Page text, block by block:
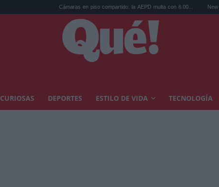
Cámaras en piso compartido: la AEPD multa con 6.00... New Balance
CURIOSAS DEPORTES ESTILO DE VIDA TECNOLOGÍA